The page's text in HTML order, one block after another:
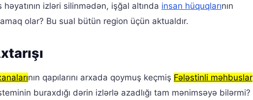
izləri silinmədən, işğal altında insan hüquqlarının
olar? Bu sual bütün region üçün aktualdır.
nın qapılarını arxada qoymuş keçmiş Fələstinli məhbuslar
buraxdığı dərin izlərlə azadlığı tam mənimsəyə bilərmi?